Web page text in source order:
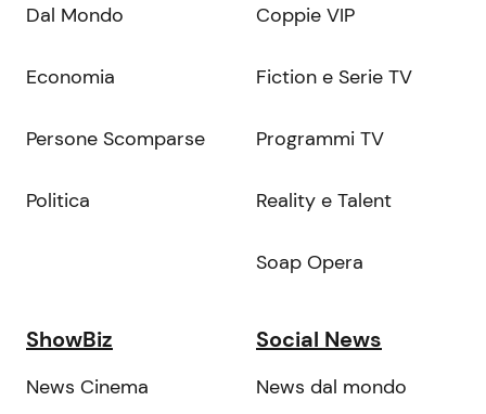
Dal Mondo
Economia
Persone Scomparse
Politica
Coppie VIP
Fiction e Serie TV
Programmi TV
Reality e Talent
Soap Opera
ShowBiz
News Cinema
Social News
News dal mondo